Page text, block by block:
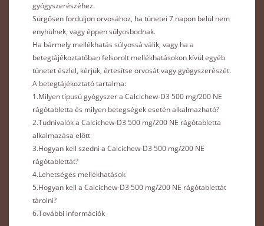
gyógyszerészéhez.
Sürgősen forduljon orvosához, ha tünetei 7 napon belül nem
enyhülnek, vagy éppen súlyosbodnak.
Ha bármely mellékhatás súlyossá válik, vagy ha a
betegtájékoztatóban felsorolt mellékhatásokon kívül egyéb
tünetet észlel, kérjük, értesítse orvosát vagy gyógyszerészét.
A betegtájékoztató tartalma:
1.Milyen típusú gyógyszer a Calcichew-D3 500 mg/200 NE
rágótabletta és milyen betegségek esetén alkalmazható?
2.Tudnivalók a Calcichew-D3 500 mg/200 NE rágótabletta
alkalmazása előtt
3.Hogyan kell szedni a Calcichew-D3 500 mg/200 NE
rágótablettát?
4.Lehetséges mellékhatások
5.Hogyan kell a Calcichew-D3 500 mg/200 NE rágótablettát
tárolni?
6.További információk